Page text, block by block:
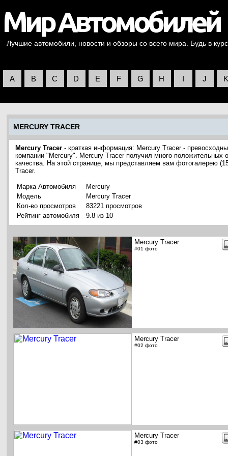
Лучшие автомобили, новости и обзоры со всего мира. Будь в
A B C D E F G H I J K
MERCURY TRACER
Mercury Tracer - краткая информация: Mercury Tracer -
компании "Mercury". Mercury Tracer получил много положительных
качества. На этой странице, мы представляем вам фотогалерею
Tracer.
Марка Автомобиля
Mercury
Модель
Mercury Tracer
Кол-во просмотров
83221 просмотров
Рейтинг автомобиля
9.8 из 10
Mercury Tracer
#01 фото
Mercury Tracer
#02 фото
Mercury Tracer
#03 фото